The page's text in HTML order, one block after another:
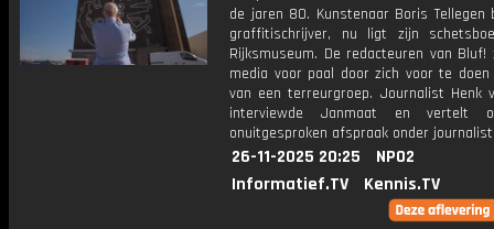
de jaren 80. Kunstenaar Boris Tellegen
graffitischrijver, nu ligt zijn
Rijksmuseum. De redacteuren van
media voor paal door zich voor te
van een terreurgroep. Journalist Henk
interviewde Janmaat en vertelt
onuitgesproken afspraak onder
26-11-2025 20:25
NPO2
Informatief.TV
Kennis.TV